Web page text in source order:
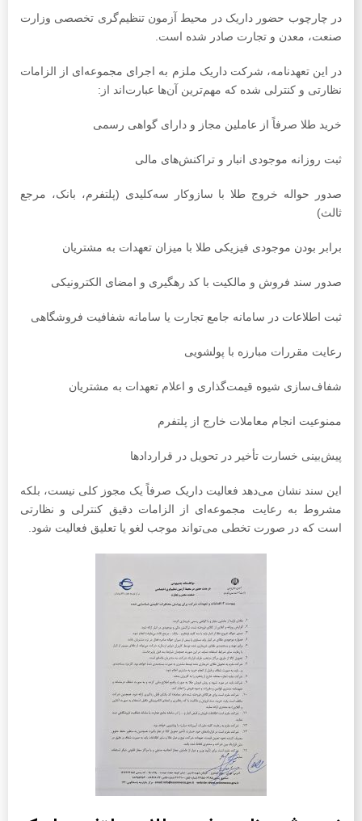
در چارچوب حضور داریک در محیط آزمون تنظیم‌گری تخصصی وزارت
صنعت، معدن و تجارت صادر شده است.
در این تعهدنامه، شرکت داریک ملزم به اجرای مجموعه‌ای از الزامات
نظارتی و کنترلی شده که مهم‌ترین آن‌ها عبارت‌اند از:
خرید طلا صرفاً از عاملین مجاز و دارای گواهی رسمی
ثبت روزانه موجودی انبار و تراکنش‌های مالی
صدور حواله خروج طلا با سازوکار سه‌کلیدی (پلتفرم، بانک، مرجع
ثالث)
برابر بودن موجودی فیزیکی طلا با میزان تعهدات به مشتریان
صدور سند فروش و مالکیت با کد رهگیری و امضای الکترونیکی
ثبت اطلاعات در سامانه جامع تجارت یا سامانه شفافیت فروشگاهی
رعایت مقررات مبارزه با پولشویی
شفاف‌سازی شیوه قیمت‌گذاری و اعلام تعهدات به مشتریان
ممنوعیت انجام معاملات خارج از پلتفرم
پیش‌بینی خسارت تأخیر در تحویل در قراردادها
این سند نشان می‌دهد فعالیت داریک صرفاً یک مجوز کلی نیست، بلکه
مشروط به رعایت مجموعه‌ای از الزامات دقیق کنترلی و نظارتی
است که در صورت تخطی می‌تواند موجب لغو یا تعلیق فعالیت شود.